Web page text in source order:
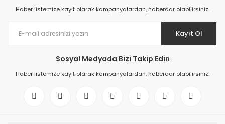
Haber listemize kayıt olarak kampanyalardan, haberdar olabilirsiniz.
Kayıt Ol
Sosyal Medyada Bizi Takip Edin
Haber listemize kayıt olarak kampanyalardan, haberdar olabilirsiniz.